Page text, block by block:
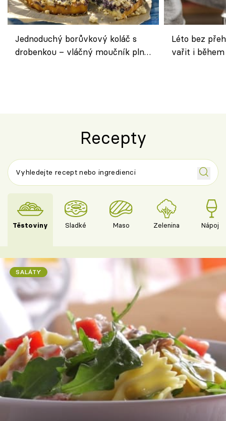
Jednoduchý borůvkový koláč s
drobenkou – vláčný moučník plný
Léto bez
vařit i
Recepty
Těstoviny Sladké Maso Zelenina Nápoje
SALÁTY